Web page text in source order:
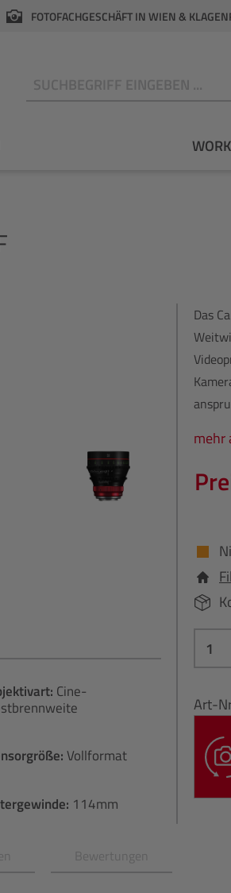
FOTOFACHGESCHÄFT IN WIEN &
Cine-
Vollformat
114mm
Das
mehr
Art-
Bewertungen